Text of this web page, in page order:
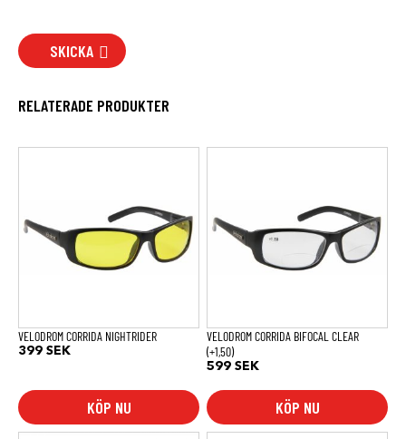
SKICKA
RELATERADE PRODUKTER
VELODROM CORRIDA NIGHTRIDER
399 SEK
KÖP NU
VELODROM CORRIDA BIFOCAL CLEAR
(+1,50)
599 SEK
KÖP NU